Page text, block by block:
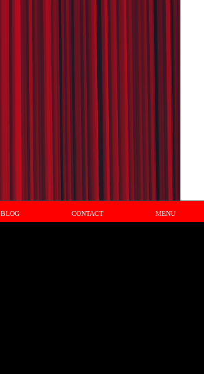
BLOG CONTACT MENU